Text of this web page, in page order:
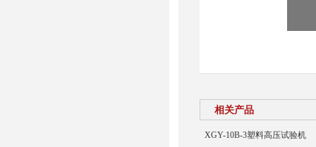
相关产品
XGY-10B-3塑料高压试验机